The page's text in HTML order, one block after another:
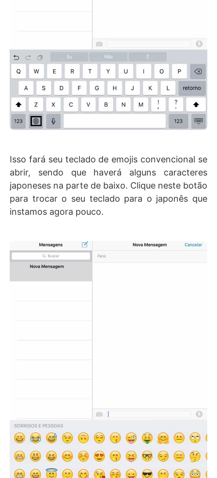
Isso fará seu teclado de emojis convencional se
abrir, sendo que haverá alguns caracteres
japoneses na parte de baixo. Clique neste botão
para trocar o seu teclado para o japonês que
instamos agora pouco.